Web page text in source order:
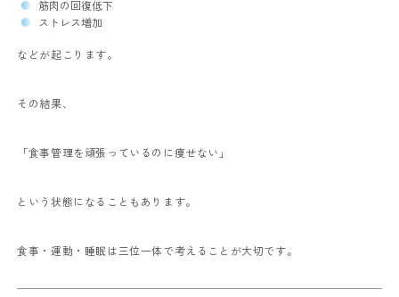
筋肉の回復低下
ストレス増加
などが起こります。
その結果、
「食事管理を頑張っているのに痩せない」
という状態になることもあります。
食事・運動・睡眠は三位一体で考えることが大切です。